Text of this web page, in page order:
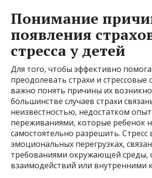
Понимание
появления
стресса у детей
Для того, чтобы эффективно
преодолевать страхи и стрессовые
важно понять причины их
большинстве случаев страхи
неизвестностью, недостатком
переживаниями, которые ребенок
самостоятельно разрешить. Стресс
эмоциональных перегрузках,
требованиями окружающей среды,
взаимодействий или внутренними